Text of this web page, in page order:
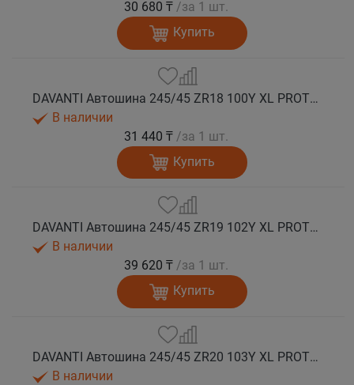
30 680 ₸ /за 1 шт.
Купить
DAVANTI Автошина 245/45 ZR18 100Y XL PROTOURA SPORT RPR лето
В наличии
31 440 ₸ /за 1 шт.
Купить
DAVANTI Автошина 245/45 ZR19 102Y XL PROTOURA SPORT RPR лето
В наличии
39 620 ₸ /за 1 шт.
Купить
DAVANTI Автошина 245/45 ZR20 103Y XL PROTOURA SPORT RPR лето
В наличии